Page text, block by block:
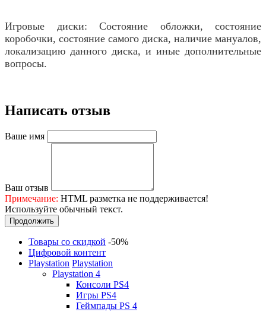
Игровые диски: Состояние обложки, состояние
коробочки, состояние самого диска, наличие мануалов,
локализацию данного диска, и иные дополнительные
вопросы.
Написать отзыв
Ваше имя
Ваш отзыв
Примечание: HTML разметка не поддерживается!
Используйте обычный текст.
Продолжить
Товары со скидкой -50%
Цифровой контент
Playstation Playstation
Playstation 4
Консоли PS4
Игры PS4
Геймпады PS 4